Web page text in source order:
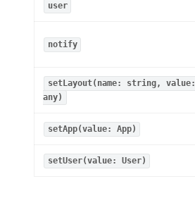
user
notify
setLayout(name: string, value:
any)
setApp(value: App)
setUser(value: User)